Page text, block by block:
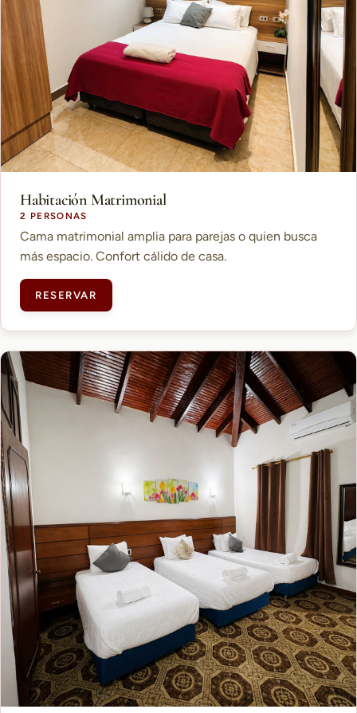
Habitación Matrimonial
2 PERSONAS
Cama matrimonial amplia para parejas o quien busca
más espacio. Confort cálido de casa.
RESERVAR